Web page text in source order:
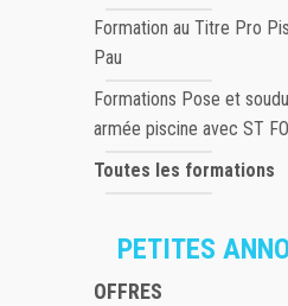
Formation au Titre Pro
Pau
Formations Pose et
armée piscine avec ST
Toutes les formations
PETITES
OFFRES